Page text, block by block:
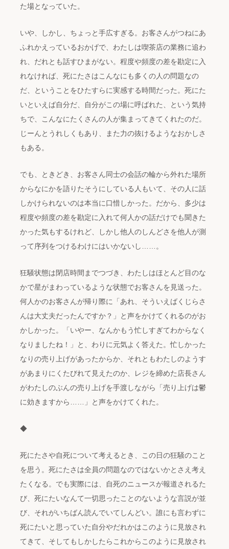
た場となっていた。
いや、しかし、ちょっと手広すぎる。お客さんがつねにあ
ふれかえっているおかげで、わたしは喫茶店の業務に追わ
れ、だれとも話すひまがない。程度や頻度の差を勘定に入
れなければ、死にたさはこんなにも多くの人の問題なの
だ、ということをひたすらに実感する時間だった。死にた
いといえば自分だ、自分がこの場に呼ばれた、という気持
ちで、こんなにたくさんの人が集まってきてくれたのだ。
じーんとうれしくもあり、また力の抜けるようなおかしさ
もある。
でも、ときどき、お客さん同士の会話の輪から外れた場所
からなにかを語りたそうにしている人もいて、その人に話
しかけられないのは本当に口惜しかった。だから、多少は
程度や頻度の差を勘定に入れて何人かの話だけでも聞きた
かった気もするけれど、しかし他人のしんどさを他人が測
って序列をつけるわけにはいかないし……。
狂騒状態は閉店時間までつづき、わたしはほとんど目のな
かで星がまわっているような状態でお客さんを見送った。
何人かのお客さんが帰り際に「あれ、そういえばくじらさ
んは大丈夫だったんですか？」と声をかけてくれるのがお
かしかった。「いやー、なんかもう忙しすぎてわからなく
なりましたね！」と、わりに元気よく答えた。忙しかった
なりの売り上げがあったからか、それともわたしのようす
があまりにくたびれて見えたのか、レジを締めた店長さん
がわたしのぶんの売り上げを手渡しながら「売り上げは鬱
に効きますから……」と声をかけてくれた。
◆
死にたさや自死について考えるとき、この日の狂騒のこと
を思う。死にたさは全員の問題なのではないかとさえ考え
たくなる。でも実際には、自死のニュースが報道されるた
び、死にたいなんて一切思ったことのないような言説が並
び、それがいちばん読んでいてしんどい。誰にも言わずに
死にたいと思っていた自分やだれかはこのように見放され
てきて、そしてもしかしたらこれからこのように見放され